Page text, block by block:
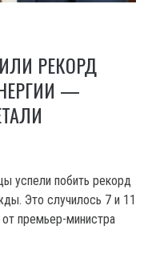
РЕКОРД
—
успели побить рекорд
Это случилось 7 и 11
от премьер-министра